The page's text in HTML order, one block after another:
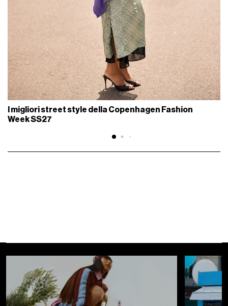
I migliori street style della Copenhagen Fashion
Week SS27